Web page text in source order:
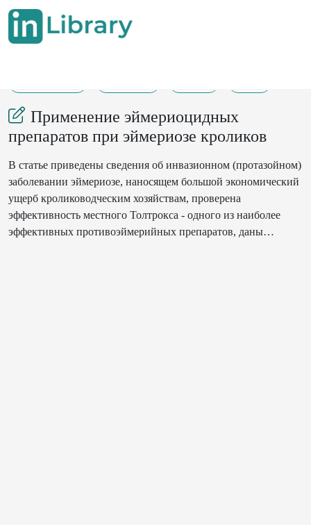
Применение эймериоцидных
препаратов при эймериозе кроликов
В статье приведены сведения об инвазионном (протазойном)
заболевании эймериозе, наносящем большой экономический
ущерб кролиководческим хозяйствам, проверена
эффективность местного Толтрокса - одного из наиболее
эффективных противоэймерийных препаратов, даны